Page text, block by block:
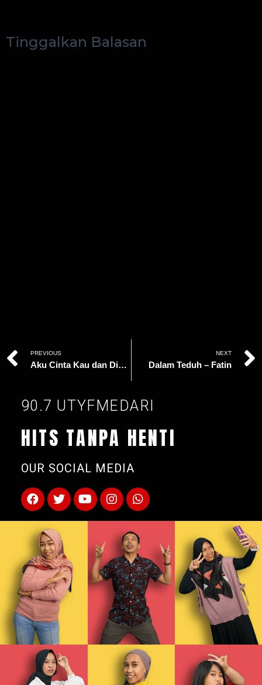
Tinggalkan Balasan
PREVIOUS
Aku Cinta Kau dan Dia – Dewa 19, Maliq & D’essentials
NEXT
Dalam Teduh – Fatin
90.7 UTYFMEDARI
HITS TANPA HENTI
OUR SOCIAL MEDIA